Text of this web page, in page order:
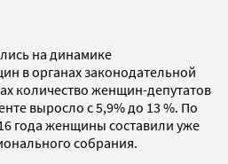
на динамике
в органах законодательной
количество женщин-депутатов
выросло с 5,9% до 13 %. По
года женщины составили уже
собрания.